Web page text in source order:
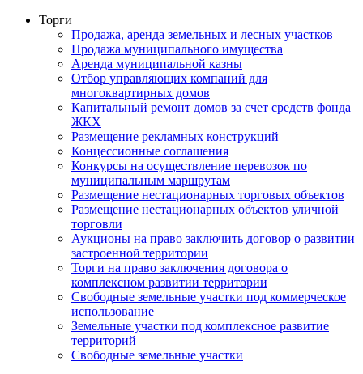
Торги
Продажа, аренда земельных и лесных участков
Продажа муниципального имущества
Аренда муниципальной казны
Отбор управляющих компаний для
многоквартирных домов
Капитальный ремонт домов за счет средств фонда
ЖКХ
Размещение рекламных конструкций
Концессионные соглашения
Конкурсы на осуществление перевозок по
муниципальным маршрутам
Размещение нестационарных торговых объектов
Размещение нестационарных объектов уличной
торговли
Аукционы на право заключить договор о развитии
застроенной территории
Торги на право заключения договора о
комплексном развитии территории
Свободные земельные участки под коммерческое
использование
Земельные участки под комплексное развитие
территорий
Свободные земельные участки